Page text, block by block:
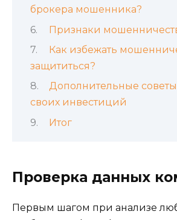
брокера мошенника?
Признаки
Как избежать
защититься?
Дополнительные
своих инвестиций
Итог
Проверка данных
Первым шагом при анализе